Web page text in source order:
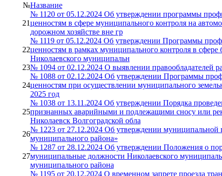
№Название
21
№ 1120 от 05.12.2024 Об утверждении программы
ценностям в сфере муниципального контроля на
дорожном хозяйстве вне гр
22
№ 1119 от 05.12.2024 Об утверждении Программы
ценностям в рамках муниципального контроля в сфере
Николаевского муниципальн
23№ 1094 от 02.12.2024 О выявлении правообладателей
24
№ 1088 от 02.12.2024 Об утверждении Программы
ценностям при осуществлении муниципального
2025 год
25
№ 1038 от 13.11.2024 Об утверждении Порядка
признанных аварийными и подлежащими сносу или
Николаевск Волгоградской обла
26
№ 1223 от 27.12.2024 Об утверждении муниципальной
муниципального района»
27
№ 1287 от 28.12.2024 Об утверждении Положения о
муниципальные должности Николаевского
муниципального района
№ 1195 от 20.12.2024 О временном запрете проезда